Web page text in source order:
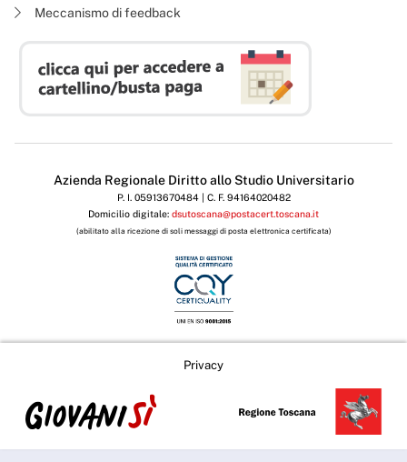
Meccanismo di feedback
Azienda Regionale Diritto allo Studio Universitario
P. I. 05913670484 | C. F. 94164020482
Domicilio digitale: dsutoscana@postacert.toscana.it
(abilitato alla ricezione di soli messaggi di posta elettronica certificata)
Privacy